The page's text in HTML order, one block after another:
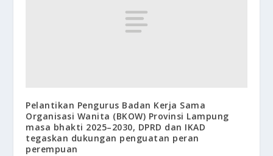
Pelantikan Pengurus Badan Kerja Sama
Organisasi Wanita (BKOW) Provinsi Lampung
masa bhakti 2025–2030, DPRD dan IKAD
tegaskan dukungan penguatan peran
perempuan